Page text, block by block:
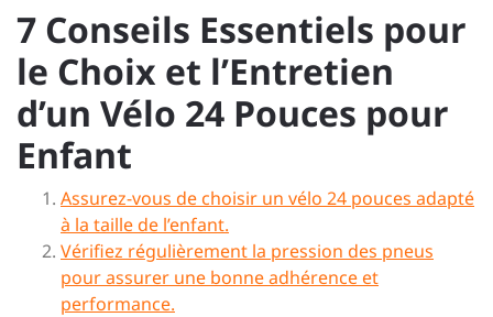
7 Conseils Essentiels pour
le Choix et l’Entretien
d’un Vélo 24 Pouces pour
Enfant
Assurez-vous de choisir un vélo 24 pouces adapté
à la taille de l’enfant.
Vérifiez régulièrement la pression des pneus
pour assurer une bonne adhérence et
performance.